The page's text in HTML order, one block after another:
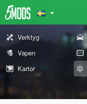
Verktyg
Vapen
Kartor